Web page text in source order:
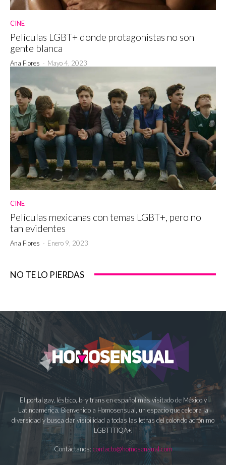
CINE
Películas LGBT+ donde protagonistas no son
gente blanca
Ana Flores - Mayo 4, 2023
CINE
Películas mexicanas con temas LGBT+, pero no
tan evidentes
Ana Flores - Enero 9, 2023
NO TE LO PIERDAS
El portal gay, lésbico, bi y trans en español más visitado de México y
Latinoamérica. Bienvenido a Homosensual, un espacio que celebra la
diversidad y busca dar visibilidad a todas las letras del colorido acrónimo
LGBTTTIQA+.
Contáctanos: contacto@homosensual.com